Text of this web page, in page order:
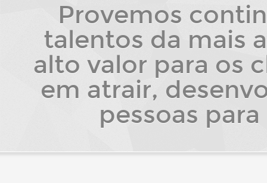
Provemos
talentos da mais
alto valor para os
em atrair,
pessoas